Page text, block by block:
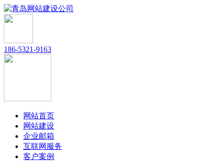
186-5321-9163
网站首页
网站建设
企业邮箱
互联网服务
客户案例